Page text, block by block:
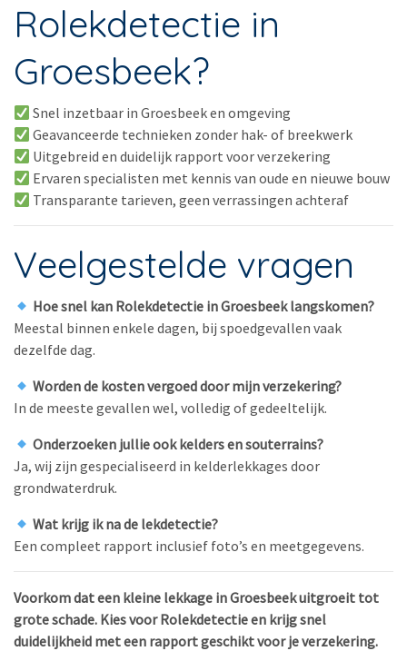
Rolekdetectie in
Groesbeek?
Snel inzetbaar in Groesbeek en omgeving
Geavanceerde technieken zonder hak- of breekwerk
Uitgebreid en duidelijk rapport voor verzekering
Ervaren specialisten met kennis van oude en nieuwe bouw
Transparante tarieven, geen verrassingen achteraf
Veelgestelde vragen
Hoe snel kan Rolekdetectie in Groesbeek langskomen?
Meestal binnen enkele dagen, bij spoedgevallen vaak
dezelfde dag.
Worden de kosten vergoed door mijn verzekering?
In de meeste gevallen wel, volledig of gedeeltelijk.
Onderzoeken jullie ook kelders en souterrains?
Ja, wij zijn gespecialiseerd in kelderlekkages door
grondwaterdruk.
Wat krijg ik na de lekdetectie?
Een compleet rapport inclusief foto’s en meetgegevens.
Voorkom dat een kleine lekkage in Groesbeek uitgroeit tot
grote schade. Kies voor Rolekdetectie en krijg snel
duidelijkheid met een rapport geschikt voor je verzekering.